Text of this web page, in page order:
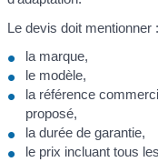
Le devis doit mentionner :
la marque,
le modèle,
la référence
proposé,
la durée de garantie,
le prix incluant tous